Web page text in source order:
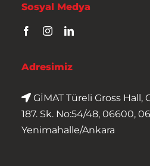
Sosyal Medya
Adresimiz
GİMAT Türeli Gross Hall,
187. Sk. No:54/48, 06600,
Yenimahalle/Ankara